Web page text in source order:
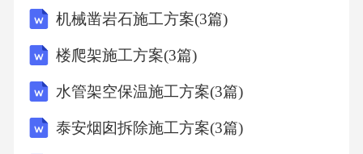
机械凿岩石施工方案(3篇)
楼爬架施工方案(3篇)
水管架空保温施工方案(3篇)
泰安烟囱拆除施工方案(3篇)